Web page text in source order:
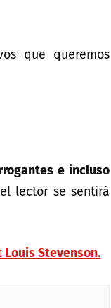
que queremos
e incluso
lector se sentirá
Louis Stevenson.